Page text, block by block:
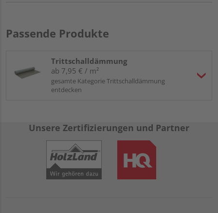
Passende Produkte
Trittschalldämmung
ab 7,95 € / m²
gesamte Kategorie Trittschalldämmung
entdecken
Unsere Zertifizierungen und Partner